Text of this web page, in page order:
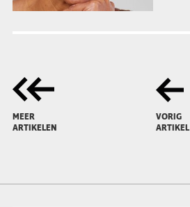
MEER
ARTIKELEN
VORIG
ARTIKEL